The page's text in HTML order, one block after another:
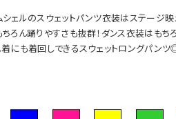
シェルのスウェットパンツ衣装はステージ映
ちろん踊りやすさも抜群！ダンス衣装はもち
着にも着回しできるスウェットロングパン